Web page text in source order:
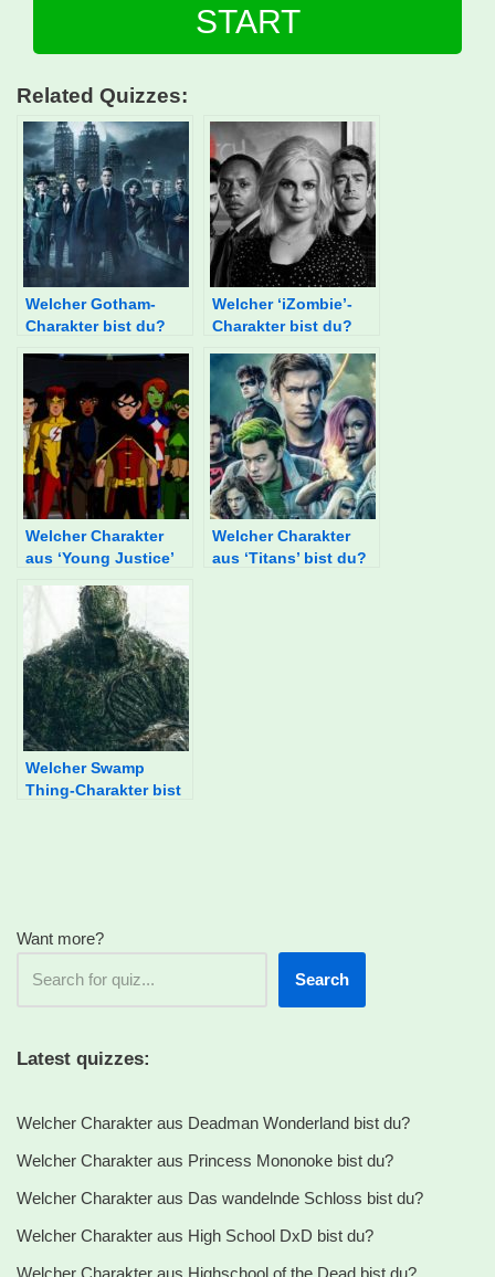
START
Related Quizzes:
Welcher Gotham-
Charakter bist du?
Welcher ‘iZombie’-
Charakter bist du?
Welcher Charakter
aus ‘Young Justice’
Welcher Charakter
aus ‘Titans’ bist du?
Welcher Swamp
Thing-Charakter bist
Want more?
Search
Latest quizzes:
Welcher Charakter aus Deadman Wonderland bist du?
Welcher Charakter aus Princess Mononoke bist du?
Welcher Charakter aus Das wandelnde Schloss bist du?
Welcher Charakter aus High School DxD bist du?
Welcher Charakter aus Highschool of the Dead bist du?